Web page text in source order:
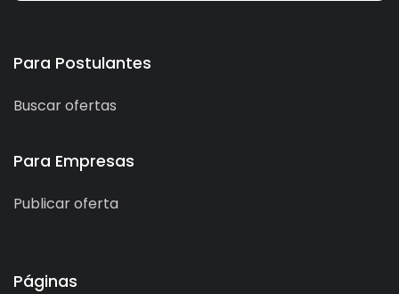
Para Postulantes
Buscar ofertas
Para Empresas
Publicar oferta
Páginas